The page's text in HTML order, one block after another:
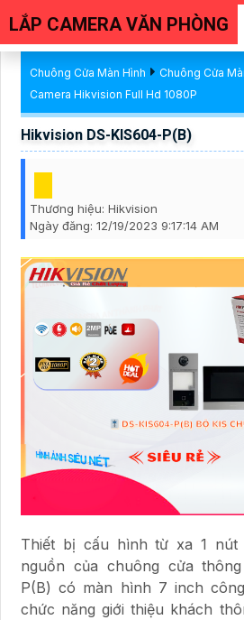
LẮP CAMERA VĂN PHÒNG
Chuông Cửa Màn Hình
Chuông Cửa
Camera Hikvision Full Hd 1080P
Hikvision DS-KIS604-P(B)
Thương hiệu: Hikvision
Ngày đăng: 12/19/2023 9:17:14 AM
Thiết bị cấu hình từ xa 1 nút
nguồn của chuông cửa
P(B) có màn hình 7 inch
chức năng giới thiệu khách